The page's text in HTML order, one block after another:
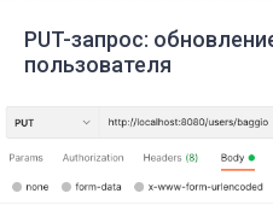
PUT-запрос:
пользователя